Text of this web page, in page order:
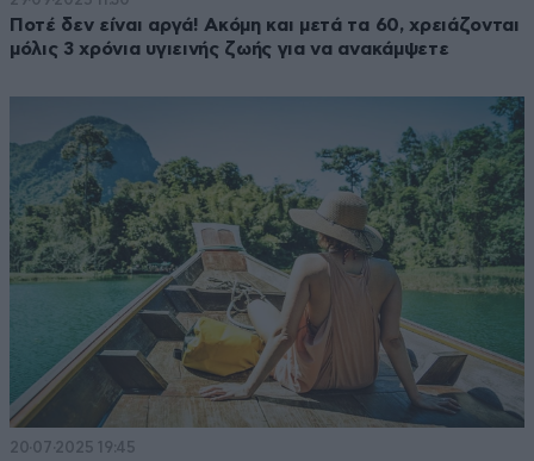
Ποτέ δεν είναι αργά! Ακόμη και μετά τα 60, χρειάζονται
μόλις 3 χρόνια υγιεινής ζωής για να ανακάμψετε
20·07·2025 19:45